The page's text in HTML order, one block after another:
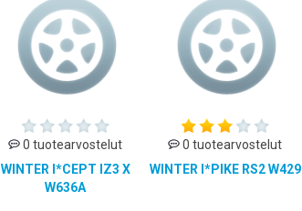
0 tuotearvostelut
WINTER I*CEPT IZ3 X
W636A
0 tuotearvostelut
WINTER I*PIKE RS2 W429